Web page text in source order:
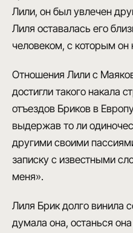
Лили, он был увлечен
Лиля оставалась его
человеком, с которым он
Отношения Лили с
достигли такого накала
отъездов Бриков в
выдержав то ли
другими своими
записку с известными
меня».
Лиля Брик долго винила
думала она, останься